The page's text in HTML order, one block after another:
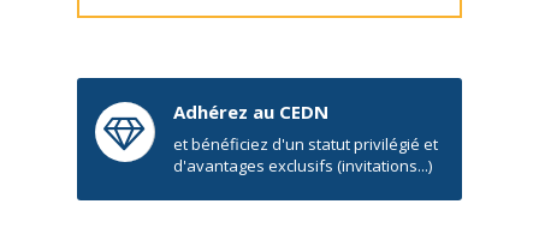
Adhérez au CEDN
et bénéficiez d'un statut privilégié et
d'avantages exclusifs (invitations...)